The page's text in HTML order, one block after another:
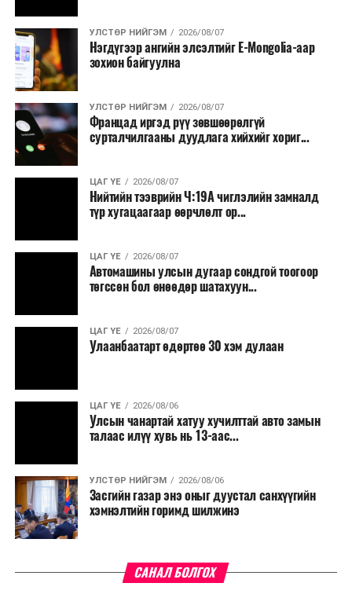
Хуулиар заавал мэдээлэхээс бусад кино,
контент, хэвлэлийн зардал;
Заавал олгохоос бусад тэтгэмж, урамшуулал.
Санхүүгийн хэмнэлтийн горимыг 2026 оны
арванхоёрдугаар сарын 31 хүртэл мөрдөнө. Харин
эрүүл мэндийн салбар уг хэмнэлтийн горимд
хамрагдахгүй бөгөөд цэцэрлэг, сургуулийн хүүхдийн
эрт илрүүлэг, вакцинжуулалт, томуу, томуу төст
өвчний эсрэг арга хэмжээ зэрэг зайлшгүй
үргэлжилнэ гэж Ерөнхий сайд Н.Учрал онцоллоо.
Мөн бүх шатны төсвийн ерөнхийлөн захирагч нарт
салбар бүрдээ урсгал зардлыг 20 хувиар бууруулах,
нөхөн томилгоо хийхгүй байх, аялал, амралт, зугаалга,
хамт олны урлаг, спортын арга хэмжээг зохион
байгуулахгүй байх, төрийн албанд шинэ орон тоо бий
сургалтыг цахим хэлбэрт шилжүүлэх, төрийн албан
хаагчдыг зарим өдрүүдэд цахимаар ажиллуулах арга
хэмжээг үргэлжлүүлэхийг үүрэг болголоо.
Төсвийн сахилга бат сайжирч, эдийн засгийн нөхцөл
байдал хэвийн болсон тохиолдолд эдгээр
хязгаарлалтыг үе шаттайгаар сулруулах юм.
УЛСТӨР НИЙГЭМ 2026/08/07
Нэгдүгээр ангийн элсэлтийг E-Mongolia-аар
зохион байгуулна
УЛСТӨР НИЙГЭМ 2026/08/07
Францад иргэд рүү зөвшөөрөлгүй
сурталчилгааны дуудлага хийхийг хориг...
ЦАГ ҮЕ 2026/08/07
Нийтийн тээврийн Ч:19А чиглэлийн замналд
түр хугацаагаар өөрчлөлт ор...
ЦАГ ҮЕ 2026/08/07
Автомашины улсын дугаар сондгой тоогоор
төгссөн бол өнөөдөр шатахуун...
ЦАГ ҮЕ 2026/08/07
Улаанбаатарт өдөртөө 30 хэм дулаан
ЦАГ ҮЕ 2026/08/06
Улсын чанартай хатуу хучилттай авто замын
талаас илүү хувь нь 13-аас...
УЛСТӨР НИЙГЭМ 2026/08/06
Засгийн газар энэ оныг дуустал санхүүгийн
хэмнэлтийн горимд шилжинэ
САНАЛ БОЛГОХ